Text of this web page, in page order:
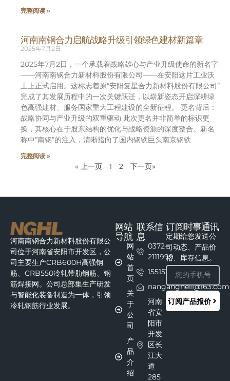
完整阅读 »
河南南钢合力启航战略升级引领绿色建材新篇章
2025年7月2日
2025年7月2日，一个承载着战略雄心与产业升级使命的新名字
——河南南钢合力新材料股份有限公司——在安阳这片工业沃
土上正式启用。这标志着原“安阳复星合力新材料股份有限公司”
完成了其发展历程中的一次关键跃迁，以崭新姿态开启深耕绿
色高强建材、服务国家重大工程建设的全新征程。 更名背后：
战略协同与产业升级的双重驱动 此次更名并非简单的标识更
换，其核心在于股东结构的优化与战略资源的深度整合。新名
称中“南钢”的注入，清晰指向了国内钢铁巨头南京钢铁
完整阅读 »
« 上一页 1 2 下一页»
河南南钢合力新材料股份有限公
司位于河南省安阳市开发区，公
司主要生产CRB600H高强钢
筋、CRB550冷轧带肋钢筋、钢
筋焊接网。公司总部集生产研发
与智能化装备制造为一体，引领
冷轧钢筋行业发展。
网站
导航
网
站
首
页
关
于
公
司
产
品
介
绍
联系信
息
0372-
2111999
15515111215
nangangheli@163.com
河南
省安
阳市
开发
区长
江大
道
285
订阅时事通讯
定期给您发送公
司动态、产品价
格、库存信息。
订阅产品报价